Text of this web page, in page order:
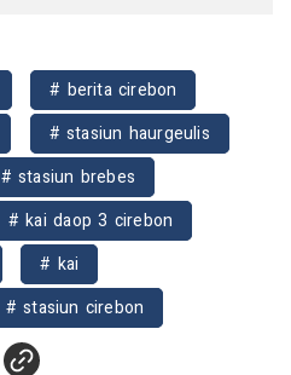
# berita cirebon
# stasiun haurgeulis
# stasiun brebes
# kai daop 3 cirebon
# kai
# stasiun cirebon